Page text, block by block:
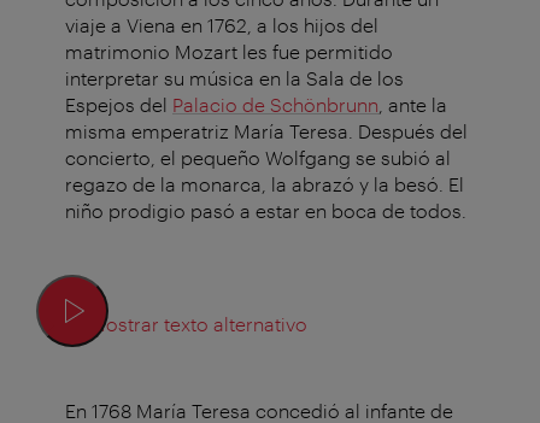
viaje a Viena en 1762, a los hijos del
matrimonio Mozart les fue permitido
interpretar su música en la Sala de los
Espejos del Palacio de Schönbrunn , ante la
misma emperatriz María Teresa. Después del
concierto, el pequeño Wolfgang se subió al
regazo de la monarca, la abrazó y la besó. El
niño prodigio pasó a estar en boca de todos.
Mostrar texto alternativo
En 1768 María Teresa concedió al infante de